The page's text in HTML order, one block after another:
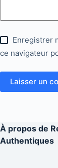
Enregistrer
ce navigateur
Laisser un
À propos de
Authentiques